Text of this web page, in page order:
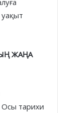
ЖАҢА
тарихи